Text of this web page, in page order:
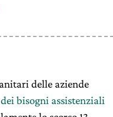
delle aziende
bisogni assistenziali